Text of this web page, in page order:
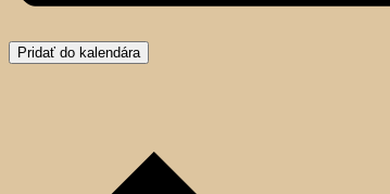
Pridať do kalendára